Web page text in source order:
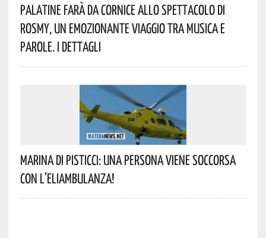
Palatine Farà Da Cornice Allo Spettacolo Di
Rosmy, Un Emozionante Viaggio Tra Musica E
Parole. I Dettagli
Marina Di Pisticci: Una Persona Viene Soccorsa
Con L’eliambulanza!